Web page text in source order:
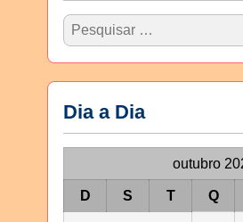
Dia a Dia
outubro
D S T Q